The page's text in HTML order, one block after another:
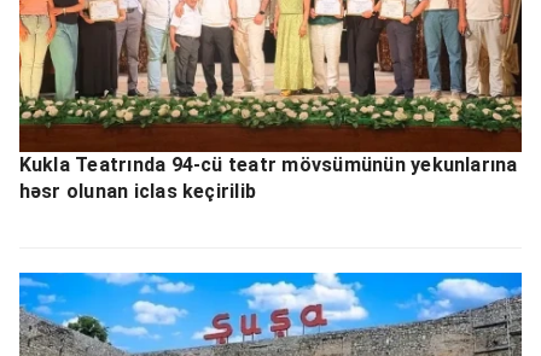
Kukla Teatrında 94-cü teatr mövsümünün yekunlarına
həsr olunan iclas keçirilib